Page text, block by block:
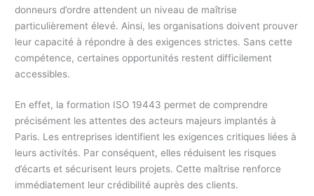
donneurs d’ordre attendent un niveau de maîtrise
particulièrement élevé. Ainsi, les organisations doivent prouver
leur capacité à répondre à des exigences strictes. Sans cette
compétence, certaines opportunités restent difficilement
accessibles.
En effet, la formation ISO 19443 permet de comprendre
précisément les attentes des acteurs majeurs implantés à
Paris. Les entreprises identifient les exigences critiques liées à
leurs activités. Par conséquent, elles réduisent les risques
d’écarts et sécurisent leurs projets. Cette maîtrise renforce
immédiatement leur crédibilité auprès des clients.